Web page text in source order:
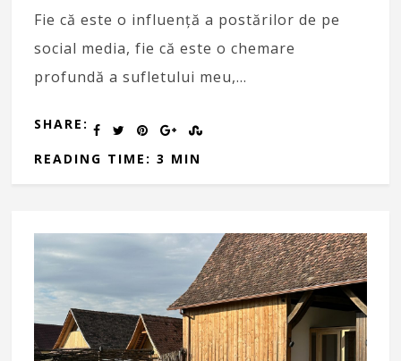
Fie că este o influență a postărilor de pe
social media, fie că este o chemare
profundă a sufletului meu,…
SHARE:
READING TIME: 3 MIN